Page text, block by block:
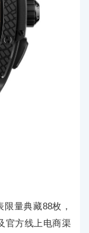
量典藏88枚，
官方线上电商渠